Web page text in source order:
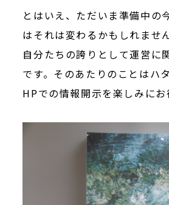
とはいえ、ただいま準備中の
はそれは変わるかもしれませ
自分たちの誇りとして運営に
です。そのあたりのことはハ
HPでの情報開示を楽しみにお